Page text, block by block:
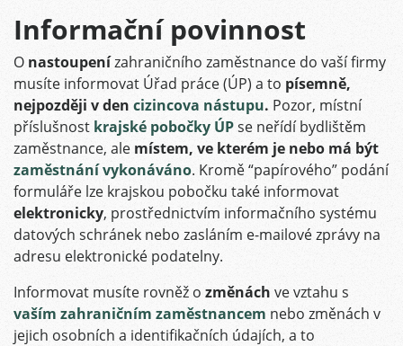
Informační povinnost
O nastoupenízahraničního zaměstnance do vaší firmy
musíte informovat Úřad práce (ÚP) a to písemně,
nejpozději v den cizincova nástupu. Pozor, místní
příslušnost krajské pobočky ÚPse neřídí bydlištěm
zaměstnance, ale místem, ve kterém je nebo má být
zaměstnání vykonáváno. Kromě “papírového” podání
formuláře lze krajskou pobočku také informovat
elektronicky, prostřednictvím informačního systému
datových schránek nebo zasláním e-mailové zprávy na
adresu elektronické podatelny.
Informovat musíte rovněž o změnách ve vztahu s
vaším zahraničním zaměstnancem nebo změnách v
jejich osobních a identifikačních údajích, a to